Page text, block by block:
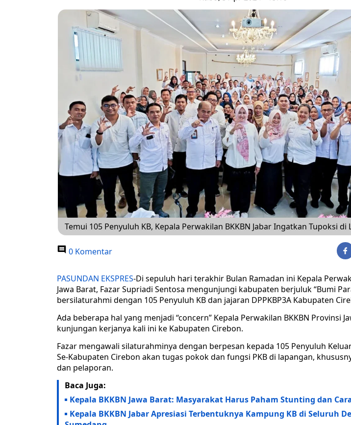
Temui 105 Penyuluh KB, Kepala Perwakilan BKKBN Jabar Ingatkan Tupoksi di
0 Komentar
PASUNDAN EKSPRES-Di sepuluh hari terakhir Bulan Ramadan ini Kepala
Jawa Barat, Fazar Supriadi Sentosa mengunjungi kabupaten berjuluk “Bumi
bersilaturahmi dengan 105 Penyuluh KB dan jajaran DPPKBP3A Kabupaten
Ada beberapa hal yang menjadi “concern” Kepala Perwakilan BKKBN Provinsi
kunjungan kerjanya kali ini ke Kabupaten Cirebon.
Fazar mengawali silaturahminya dengan berpesan kepada 105 Penyuluh
Se-Kabupaten Cirebon akan tugas pokok dan fungsi PKB di lapangan,
dan pelaporan.
Baca Juga:
Kepala BKKBN Jawa Barat: Masyarakat Harus Paham Stunting dan
Kepala BKKBN Jabar Apresiasi Terbentuknya Kampung KB di Seluruh